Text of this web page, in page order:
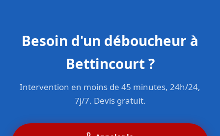
Besoin d'un déboucheur à
Bettincourt ?
Intervention en moins de 45 minutes, 24h/24,
7j/7. Devis gratuit.